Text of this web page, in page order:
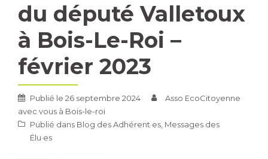
du député Valletoux
à Bois-Le-Roi –
février 2023
Publié le 26 septembre 2024
Asso EcoCitoyenne
avec vous à Bois-le-roi
Publié dans Blog des Adhérent·es Messages des
Élu·es